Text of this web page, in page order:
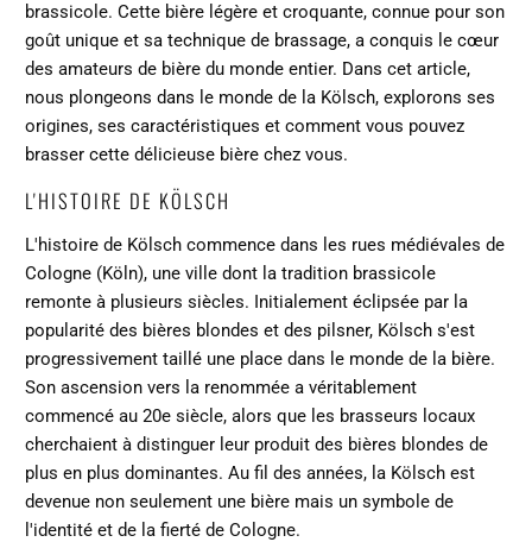
brassicole. Cette bière légère et croquante, connue pour son
goût unique et sa technique de brassage, a conquis le cœur
des amateurs de bière du monde entier. Dans cet article,
nous plongeons dans le monde de la Kölsch, explorons ses
origines, ses caractéristiques et comment vous pouvez
brasser cette délicieuse bière chez vous.
L'HISTOIRE DE KÖLSCH
L'histoire de Kölsch commence dans les rues médiévales de
Cologne (Köln), une ville dont la tradition brassicole
remonte à plusieurs siècles. Initialement éclipsée par la
popularité des bières blondes et des pilsner, Kölsch s'est
progressivement taillé une place dans le monde de la bière.
Son ascension vers la renommée a véritablement
commencé au 20e siècle, alors que les brasseurs locaux
cherchaient à distinguer leur produit des bières blondes de
plus en plus dominantes. Au fil des années, la Kölsch est
devenue non seulement une bière mais un symbole de
l'identité et de la fierté de Cologne.